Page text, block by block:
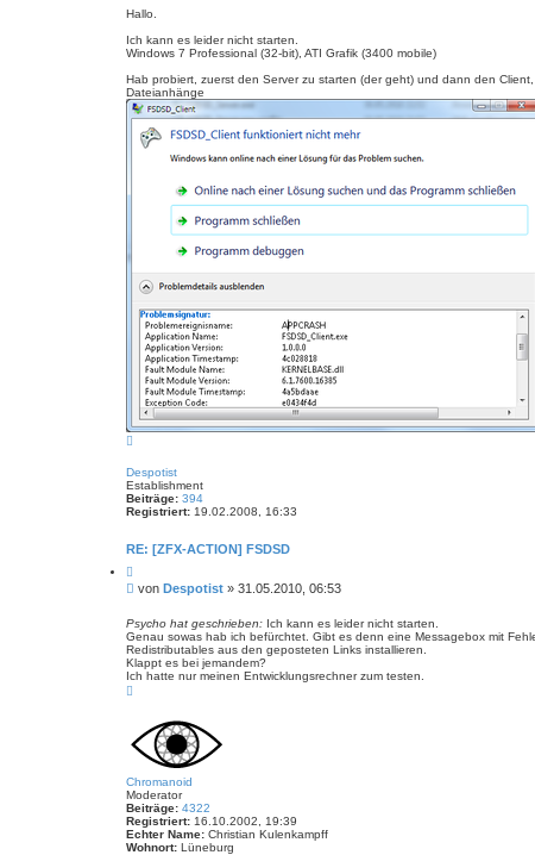
e
e
n
i
r
a
g
Hallo.
Ich kann es leider nicht starten.
Windows 7 Professional (32-bit), ATI Grafik (3400 mobile)
Hab probiert, zuerst den Server zu starten (der geht) und dann den
Dateianhänge
h
o
b
e
Despotist
Establishment
Beiträge: 394
Registriert: 19.02.2008, 16:33
RE: [ZFX-ACTION] FSDSD
i
t
e
r
e
n
B
i
t
r
a
von Despotist » 31.05.2010, 06:53
Psycho hat geschrieben: Ich kann es leider nicht starten.
Genau sowas hab ich befürchtet. Gibt es denn eine Messagebox mit
Redistributables aus den geposteten Links installieren.
Klappt es bei jemandem?
Ich hatte nur meinen Entwicklungsrechner zum testen.
o
b
n
Chromanoid
Moderator
Beiträge: 4322
Registriert: 16.10.2002, 19:39
Echter Name: Christian Kulenkampff
Wohnort: Lüneburg